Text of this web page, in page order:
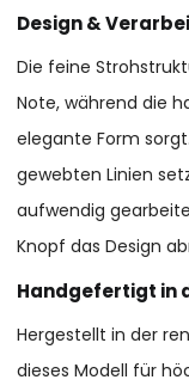
Design &
Die feine
Note, während die
elegante Form
gewebten Linien
aufwendig
Knopf das Design
Handgefertigt in
Hergestellt in der
dieses Modell für